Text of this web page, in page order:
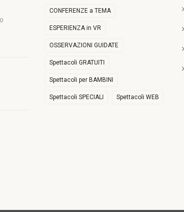
CONFERENZE a TEMA
ESPERIENZA in VR
OSSERVAZIONI GUIDATE
Spettacoli GRATUITI
Spettacoli per BAMBINI
Spettacoli SPECIALI Spettacoli WEB